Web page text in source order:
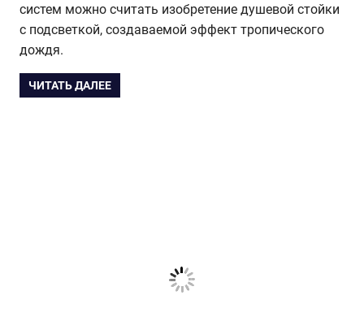
систем можно считать изобретение душевой стойки
с подсветкой, создаваемой эффект тропического
дождя.
ЧИТАТЬ ДАЛЕЕ